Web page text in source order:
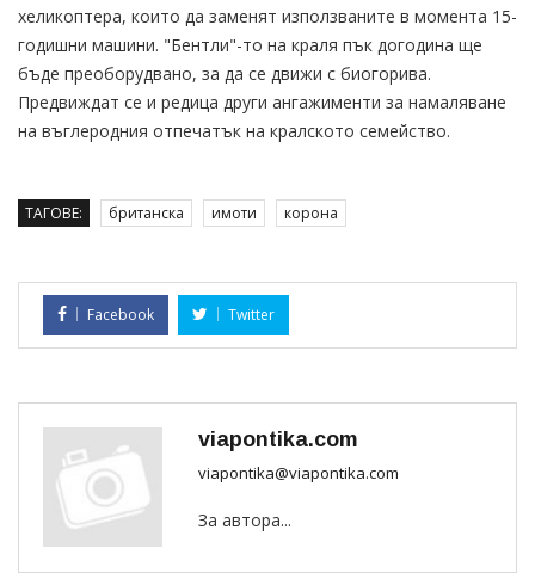
хеликоптера, които да заменят използваните в момента 15-
годишни машини. "Бентли"-то на краля пък догодина ще
бъде преоборудвано, за да се движи с биогорива.
Предвиждат се и редица други ангажименти за намаляване
на въглеродния отпечатък на кралското семейство.
ТАГОВЕ: британска имоти корона
Facebook Twitter
viapontika.com
viapontika@viapontika.com
За автора...